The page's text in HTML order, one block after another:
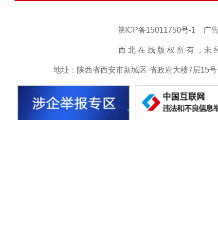
陕ICP备15011750号-1 广
西 北 在 线 版 权 所 有 ，未
地址：陕西省西安市新城区·省政府大楼7层